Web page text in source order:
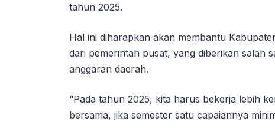
tahun 2025.
Hal ini diharapkan akan membantu
dari pemerintah pusat, yang diberikan salah
anggaran daerah.
“Pada tahun 2025, kita harus bekerja lebih
bersama, jika semester satu capaiannya